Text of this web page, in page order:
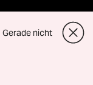
Gerade nicht